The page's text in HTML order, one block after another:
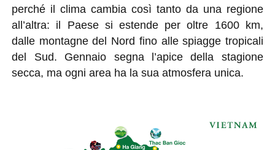
1. Meglio viaggiare in dicembre, gennaio o
febbraio?
2. Che clima troverò in Vietnam a gennaio?
3. Posso fare il bagno al mare in Vietnam a
perché il clima cambia così tanto da una regione
all’altra: il Paese si estende per oltre 1600 km,
dalle montagne del Nord fino alle spiagge tropicali
del Sud. Gennaio segna l’apice della stagione
secca, ma ogni area ha la sua atmosfera unica.